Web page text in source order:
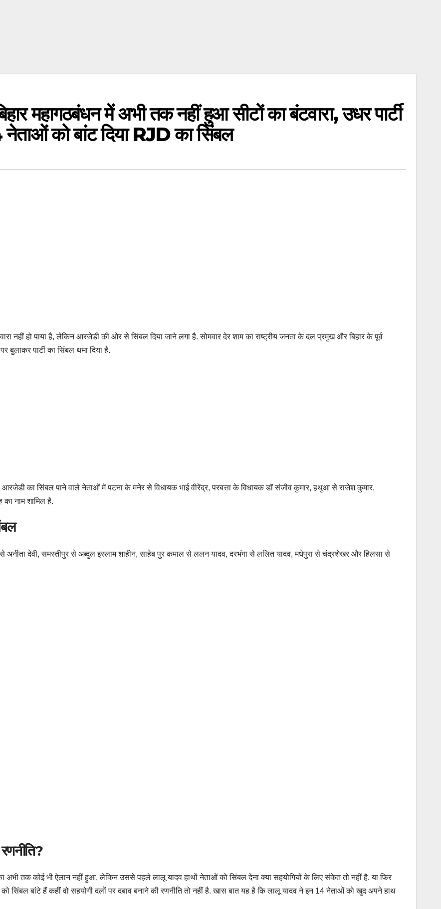
में अभी तक नहीं हुआ सीटों का बंटवारा, उधर पार्टी
नेताओं को बांट दिया RJD का सिंबल
नहीं हो पाया है, लेकिन आरजेडी की ओर से सिंबल दिया जाने लगा है. सोमवार देर शाम का राष्ट्रीय जनता के दल प्रमुख और बिहार के पूर्व
पार्टी का सिंबल थमा दिया है.
का सिंबल पाने वाले नेताओं में पटना के मनेर से विधायक भाई वीरेंद्र, परबत्ता के विधायक डॉ संजीव कुमार, हथुआ से राजेश कुमार,
का नाम शामिल है.
से अनीता देवी, समस्तीपुर से अब्दुल इस्लाम शाहीन, साहेब पुर कमाल से ललन यादव, दरभंगा से ललित यादव, मधेपुरा से चंद्रशेखर और हिलसा से
अभी तक कोई भी ऐलान नहीं हुआ, लेकिन उससे पहले लालू यादव हाथों नेताओं को सिंबल देना क्या सहयोगियों के लिए संकेत तो नहीं है. या फिर
बांटे हैं कहीं वो सहयोगी दलों पर दबाव बनाने की रणनीति तो नहीं है. खास बात यह है कि लालू यादव ने इन 14 नेताओं को खुद अपने हाथ